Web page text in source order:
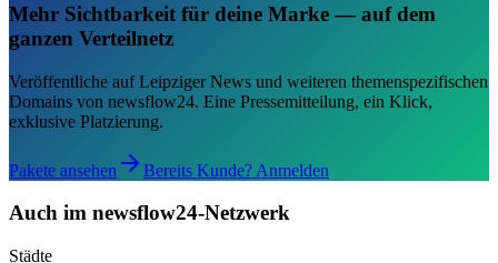
Mehr Sichtbarkeit für deine Marke — auf dem
ganzen Verteilnetz
Veröffentliche auf Leipziger News und weiteren themenspezifischen
Domains von newsflow24. Eine Pressemitteilung, ein Klick,
exklusive Platzierung.
Pakete ansehen Bereits Kunde? Anmelden
Auch im newsflow24-Netzwerk
Städte